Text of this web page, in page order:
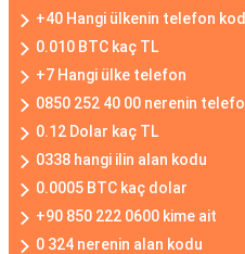
+40 Hangi ülkenin telefon
0.010 BTC kaç TL
+7 Hangi ülke telefon
0850 252 40 00 nerenin
0.12 Dolar kaç TL
0338 hangi ilin alan kodu
0.0005 BTC kaç dolar
+90 850 222 0600 kime ait
0 324 nerenin alan kodu